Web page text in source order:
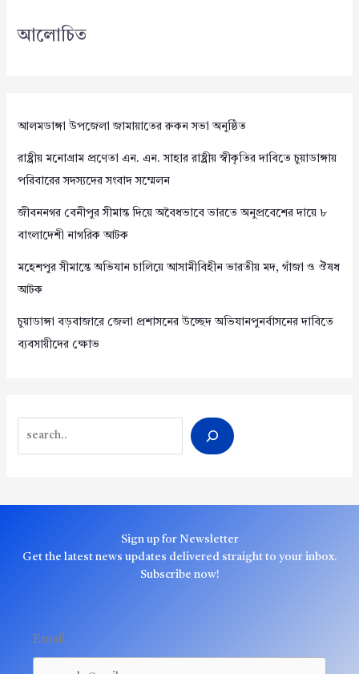
আলোচিত
আলমডাঙ্গা উপজেলা জামায়াতের রুকন সভা অনুষ্ঠিত
রাষ্ট্রীয় মনোগ্রাম প্রণেতা এন. এন. সাহার রাষ্ট্রীয় স্বীকৃতির দাবিতে চুয়াডাঙ্গায়
পরিবারের সদস্যদের সংবাদ সম্মেলন
জীবননগর বেনীপুর সীমান্ত দিয়ে অবৈধভাবে ভারতে অনুপ্রবেশের দায়ে ৮
বাংলাদেশী নাগরিক আটক
মহেশপুর সীমান্তে অভিযান চালিয়ে আসামীবিহীন ভারতীয় মদ, গাঁজা ও ঔষধ
আটক
চুয়াডাঙ্গা বড়বাজারে জেলা প্রশাসনের উচ্ছেদ অভিযানপুনর্বাসনের দাবিতে
ব্যবসায়ীদের ক্ষোভ
Sign up for Newsletter
Get the latest news updates delivered straight to your inbox.
Subscribe now!
Email